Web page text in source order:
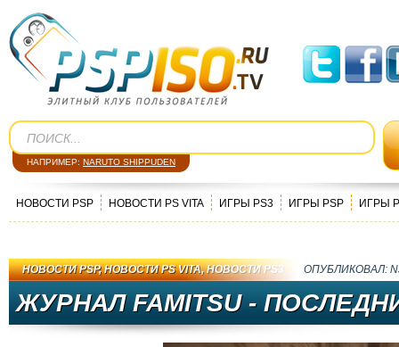
НАПРИМЕР: NARUTO SHIPPUDEN
НОВОСТИ PSP НОВОСТИ PS VITA ИГРЫ PS3 ИГРЫ PSP ИГРЫ
НОВОСТИ PSP,НОВОСТИ PS VITA,НОВОСТИ PS3 ОПУБЛИКОВАЛ:
ЖУРНАЛ FAMITSU -